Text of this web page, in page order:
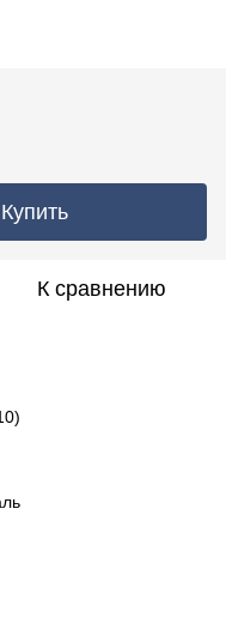
Купить
К сравнению